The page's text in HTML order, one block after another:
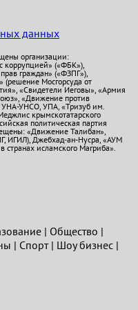
данных
организации:
коррупцией» («ФБК»),
граждан» («ФЗПГ»),
Мосгорсуда от
«Свидетели Иеговы», «Армия
«Движение против
УНА-УНСО, УПА, «Тризуб им.
крымскотатарского
политическая партия
«Движение Талибан»,
ИГИЛ), Джебхад-ан-Нусра, «АУМ
исламского Магриба».
| Общество |
| Спорт| Шоу бизнес|